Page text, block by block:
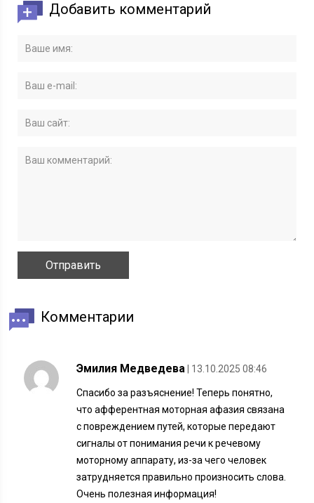
Добавить комментарий
Комментарии
Эмилия Медведева | 13.10.2025 08:46
Спасибо за разъяснение! Теперь понятно,
что афферентная моторная афазия связана
с повреждением путей, которые передают
сигналы от понимания речи к речевому
моторному аппарату, из-за чего человек
затрудняется правильно произносить слова.
Очень полезная информация!